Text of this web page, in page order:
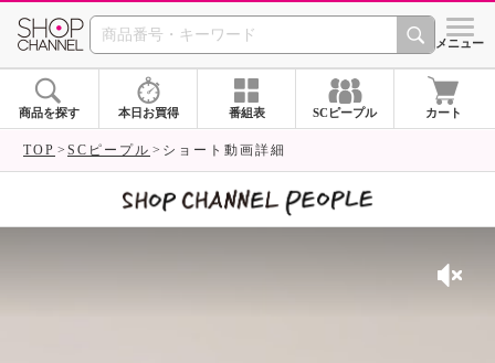
SHOP CHANNEL シメニュー
商品を探す 本日お買得 番組表 SCピープル カート
TOP SCピープル ショート動画詳細